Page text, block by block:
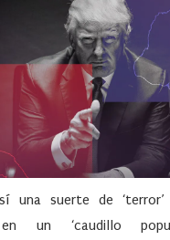
una suerte de
en un ‘caudillo